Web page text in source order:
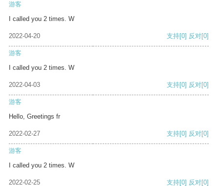
游客
I called you 2 times. W
2022-04-20 支持[0] 反对[0]
游客
I called you 2 times. W
2022-04-03 支持[0] 反对[0]
游客
Hello, Greetings fr
2022-02-27 支持[0] 反对[0]
游客
I called you 2 times. W
2022-02-25 支持[0] 反对[0]